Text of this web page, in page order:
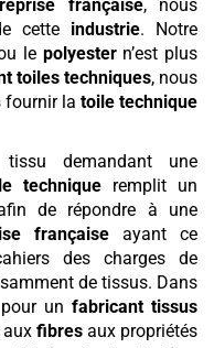
française, nous
cette industrie. Notre
le polyester n’est plus
toiles techniques, nous
fournir la toile technique
demandant une
technique remplit un
de répondre à une
françaiseayant ce
des charges de
de tissus. Dans
un fabricant tissus
aux fibresaux propriétés